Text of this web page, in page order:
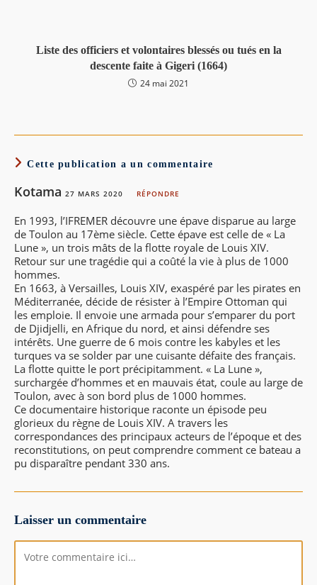
Liste des officiers et volontaires blessés ou tués en la
descente faite à Gigeri (1664)
24 mai 2021
Cette publication a un commentaire
Kotama 27 MARS 2020 RÉPONDRE
En 1993, l’IFREMER découvre une épave disparue au large
de Toulon au 17ème siècle. Cette épave est celle de « La
Lune », un trois mâts de la flotte royale de Louis XIV.
Retour sur une tragédie qui a coûté la vie à plus de 1000
hommes.
En 1663, à Versailles, Louis XIV, exaspéré par les pirates en
Méditerranée, décide de résister à l’Empire Ottoman qui
les emploie. Il envoie une armada pour s’emparer du port
de Djidjelli, en Afrique du nord, et ainsi défendre ses
intérêts. Une guerre de 6 mois contre les kabyles et les
turques va se solder par une cuisante défaite des français.
La flotte quitte le port précipitamment. « La Lune »,
surchargée d’hommes et en mauvais état, coule au large de
Toulon, avec à son bord plus de 1000 hommes.
Ce documentaire historique raconte un épisode peu
glorieux du règne de Louis XIV. A travers les
correspondances des principaux acteurs de l’époque et des
reconstitutions, on peut comprendre comment ce bateau a
pu disparaître pendant 330 ans.
Laisser un commentaire
Comment